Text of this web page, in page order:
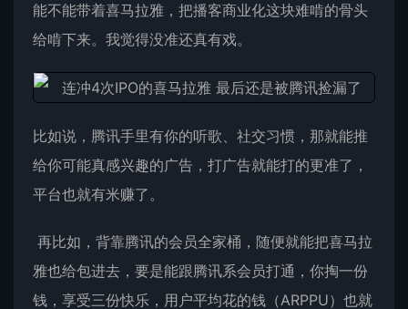
能不能带着喜马拉雅，把播客商业化这块难啃的骨头
给啃下来。我觉得没准还真有戏。
比如说，腾讯手里有你的听歌、社交习惯，那就能推
给你可能真感兴趣的广告，打广告就能打的更准了，
平台也就有米赚了。
再比如，背靠腾讯的会员全家桶，随便就能把喜马拉
雅也给包进去，要是能跟腾讯系会员打通，你掏一份
钱，享受三份快乐，用户平均花的钱（ARPPU）也就